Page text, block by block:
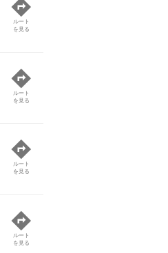
ルート
を見る
ルート
を見る
ルート
を見る
ルート
を見る